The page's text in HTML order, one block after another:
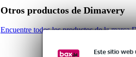
Este sitio web
Color
negro
Cierre
no
Peso y las dimensiones incluyen el paquete
Otros productos de Dimavery
Encuentre todos los productos de la marca